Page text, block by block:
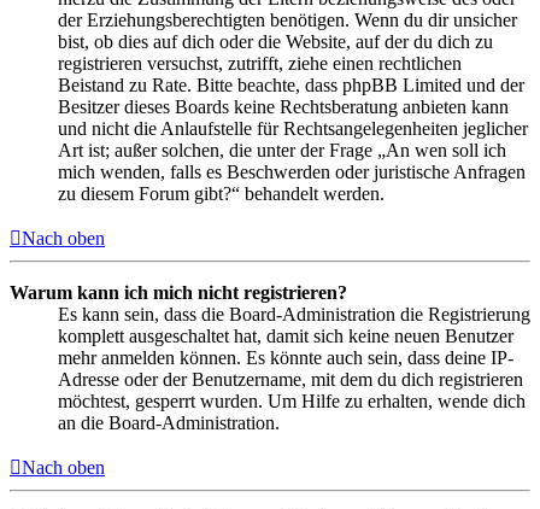
der Erziehungsberechtigten benötigen. Wenn du dir unsicher
bist, ob dies auf dich oder die Website, auf der du dich zu
registrieren versuchst, zutrifft, ziehe einen rechtlichen
Beistand zu Rate. Bitte beachte, dass phpBB Limited und der
Besitzer dieses Boards keine Rechtsberatung anbieten kann
und nicht die Anlaufstelle für Rechtsangelegenheiten jeglicher
Art ist; außer solchen, die unter der Frage „An wen soll ich
mich wenden, falls es Beschwerden oder juristische Anfragen
zu diesem Forum gibt?“ behandelt werden.
Nach oben
Warum kann ich mich nicht registrieren?
Es kann sein, dass die Board-Administration die Registrierung
komplett ausgeschaltet hat, damit sich keine neuen Benutzer
mehr anmelden können. Es könnte auch sein, dass deine IP-
Adresse oder der Benutzername, mit dem du dich registrieren
möchtest, gesperrt wurden. Um Hilfe zu erhalten, wende dich
an die Board-Administration.
Nach oben